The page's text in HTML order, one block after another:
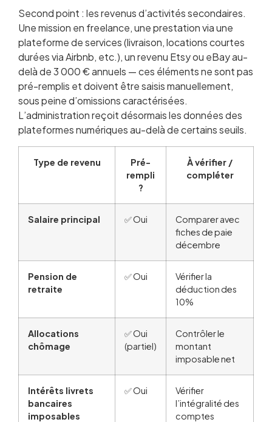
Second point : les revenus d’activités secondaires.
Une mission en freelance, une prestation via une
plateforme de services (livraison, locations courtes
durées via Airbnb, etc.), un revenu Etsy ou eBay au-
delà de 3 000 € annuels — ces éléments ne sont pas
pré-remplis et doivent être saisis manuellement,
sous peine d’omissions caractérisées.
L’administration reçoit désormais les données des
plateformes numériques au-delà de certains seuils.
Type de revenu
Pré-
rempli
?
À vérifier /
compléter
Salaire principal ✅ Oui
Comparer avec
fiches de paie
décembre
Pension de
retraite
✅ Oui
Vérifier la
déduction des
10%
Allocations
chômage
✅ Oui
(partiel)
Contrôler le
montant
imposable net
Intérêts livrets
bancaires
imposables
✅ Oui
Vérifier
l’intégralité des
comptes